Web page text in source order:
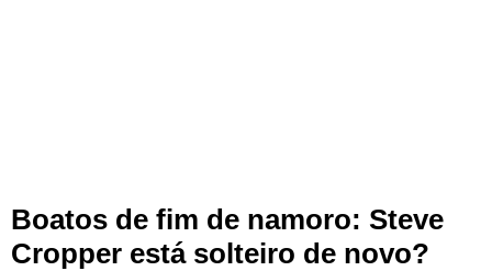
Boatos de fim de namoro: Steve
Cropper está solteiro de novo?